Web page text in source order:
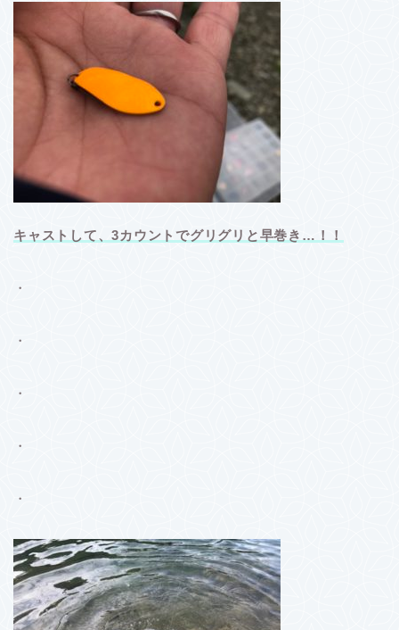
キャストして、3カウントでグリグリと早巻き…！！
・
・
・
・
・